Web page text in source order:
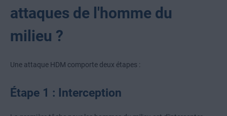
attaques de l'homme du
milieu ?
Une attaque HDM comporte deux étapes :
Étape 1 : Interception